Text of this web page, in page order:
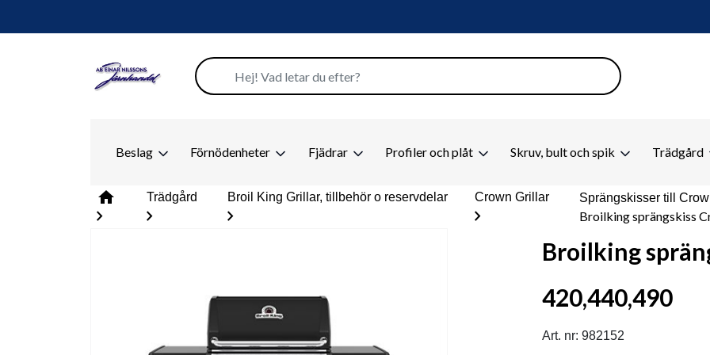
Beslag Förnödenheter Fjädrar Profiler och plåt Skruv, bult och spik Trädgård
home
chevron_right
Trädgård
chevron_right
Broil King Grillar, tillbehör o reservdelar
chevron_right
Crown Grillar
chevron_right
Sprängskisser till
Broilking sprängskiss
Broilking
420,440,490
Art. nr: 982152